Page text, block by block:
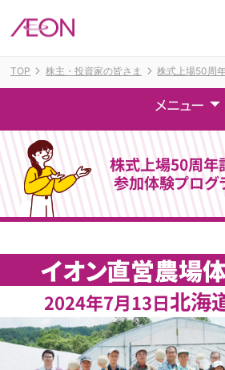
TOP 株主・投資家の皆さま 株式上場50周
メニュー
株式上場50周年
参加体験プログ
イオン直営農場
2024年7月13日北海